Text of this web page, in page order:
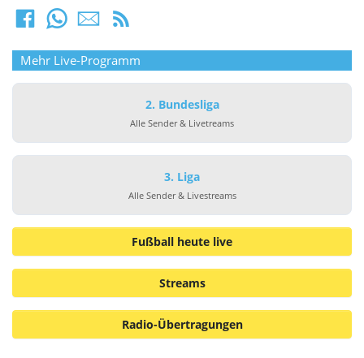
Mehr Live-Programm
2. Bundesliga
Alle Sender & Livetreams
3. Liga
Alle Sender & Livestreams
Fußball heute live
Streams
Radio-Übertragungen